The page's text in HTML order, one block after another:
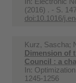
(2016) . - S.
doi:10.1016/
Kurz, Sascha;
Dimension of
Council : a
In:
1245-1256